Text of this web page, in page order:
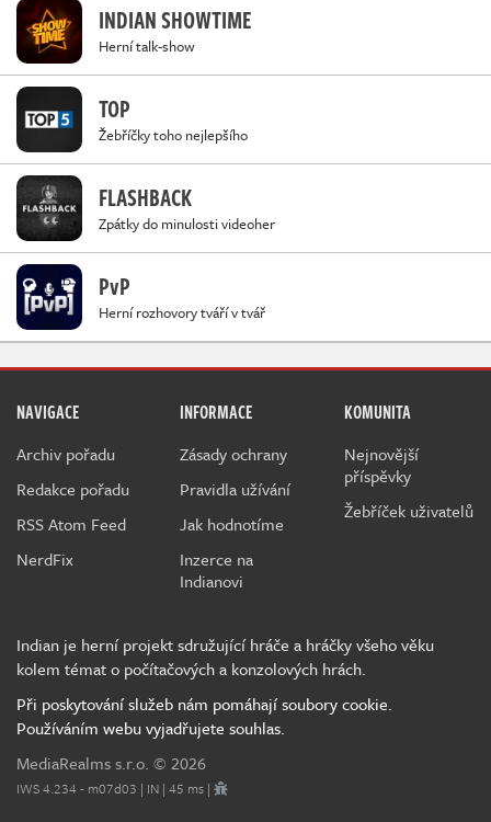
INDIAN SHOWTIME
Herní talk-show
TOP
Žebříčky toho nejlepšího
FLASHBACK
Zpátky do minulosti videoher
PvP
Herní rozhovory tváří v tvář
NAVIGACE
Archiv pořadu
Redakce pořadu
RSS Atom Feed
NerdFix
INFORMACE
Zásady ochrany
Pravidla užívání
Jak hodnotíme
Inzerce na
Indianovi
KOMUNITA
Nejnovější
příspěvky
Žebříček uživatelů
Indian je herní projekt sdružující hráče a hráčky všeho věku
kolem témat o počítačových a konzolových hrách.
Při poskytování služeb nám pomáhají soubory cookie.
Používáním webu vyjadřujete souhlas.
MediaRealms s.r.o. © 2026
IWS 4.234 - m07d03 | IN | 45 ms |